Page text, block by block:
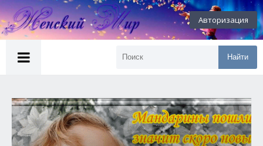
Авторизация
Найти